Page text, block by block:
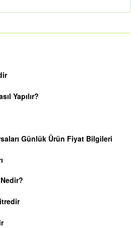
Yapılır?
Günlük Ürün Fiyat Bilgileri